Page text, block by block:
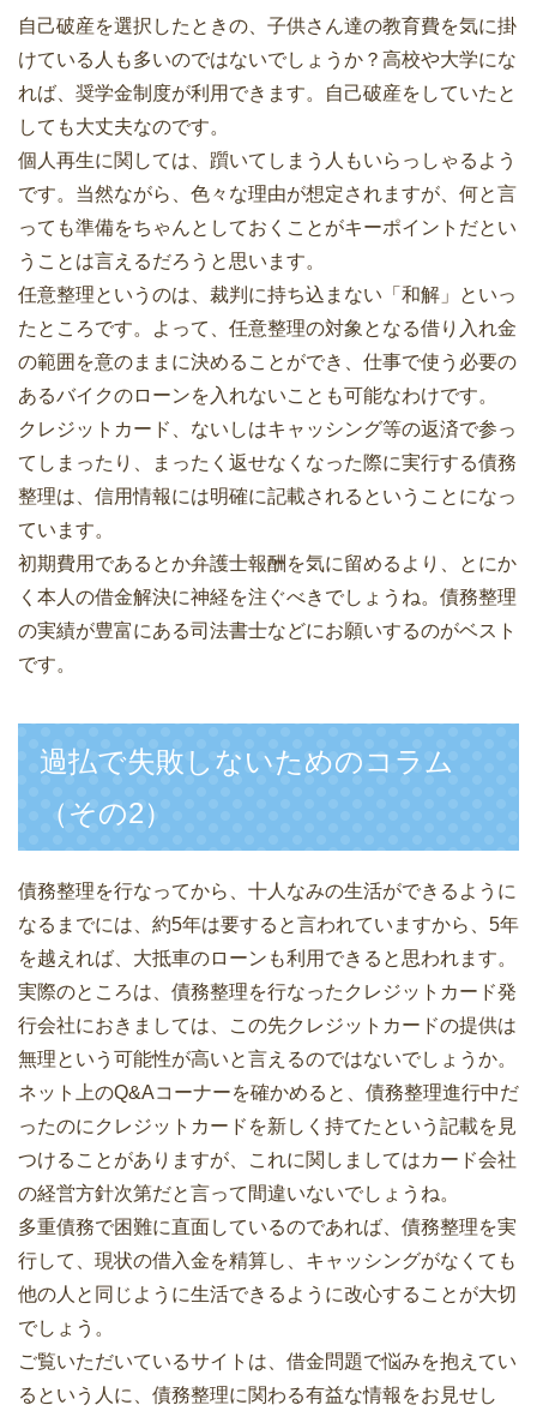
自己破産を選択したときの、子供さん達の教育費を気に掛
けている人も多いのではないでしょうか？高校や大学にな
れば、奨学金制度が利用できます。自己破産をしていたと
しても大丈夫なのです。
個人再生に関しては、躓いてしまう人もいらっしゃるよう
です。当然ながら、色々な理由が想定されますが、何と言
っても準備をちゃんとしておくことがキーポイントだとい
うことは言えるだろうと思います。
任意整理というのは、裁判に持ち込まない「和解」といっ
たところです。よって、任意整理の対象となる借り入れ金
の範囲を意のままに決めることができ、仕事で使う必要の
あるバイクのローンを入れないことも可能なわけです。
クレジットカード、ないしはキャッシング等の返済で参っ
てしまったり、まったく返せなくなった際に実行する債務
整理は、信用情報には明確に記載されるということになっ
ています。
初期費用であるとか弁護士報酬を気に留めるより、とにか
く本人の借金解決に神経を注ぐべきでしょうね。債務整理
の実績が豊富にある司法書士などにお願いするのがベスト
です。
過払で失敗しないためのコラム
（その2）
債務整理を行なってから、十人なみの生活ができるように
なるまでには、約5年は要すると言われていますから、5年
を越えれば、大抵車のローンも利用できると思われます。
実際のところは、債務整理を行なったクレジットカード発
行会社におきましては、この先クレジットカードの提供は
無理という可能性が高いと言えるのではないでしょうか。
ネット上のQ&Aコーナーを確かめると、債務整理進行中だ
ったのにクレジットカードを新しく持てたという記載を見
つけることがありますが、これに関しましてはカード会社
の経営方針次第だと言って間違いないでしょうね。
多重債務で困難に直面しているのであれば、債務整理を実
行して、現状の借入金を精算し、キャッシングがなくても
他の人と同じように生活できるように改心することが大切
でしょう。
ご覧いただいているサイトは、借金問題で悩みを抱えてい
るという人に、債務整理に関わる有益な情報をお見せし